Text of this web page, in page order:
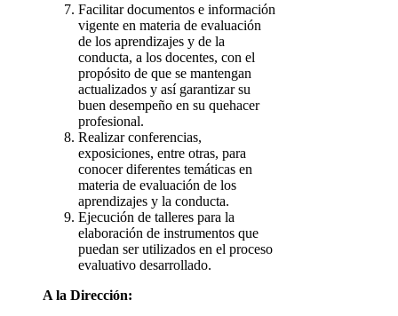
Facilitar documentos e información
vigente en materia de evaluación
de los aprendizajes y de la
conducta, a los docentes, con el
propósito de que se mantengan
actualizados y así garantizar su
buen desempeño en su quehacer
profesional.
Realizar conferencias,
exposiciones, entre otras, para
conocer diferentes temáticas en
materia de evaluación de los
aprendizajes y la conducta.
Ejecución de talleres para la
elaboración de instrumentos que
puedan ser utilizados en el proceso
evaluativo desarrollado.
A la Dirección: